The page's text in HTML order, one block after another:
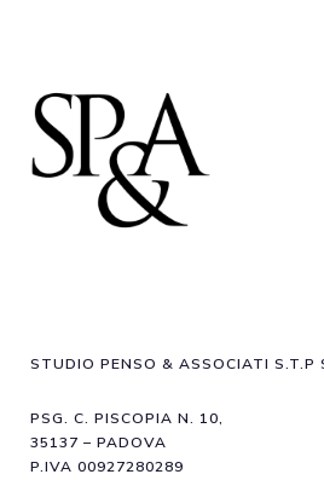
STUDIO PENSO & ASSOCIATI S.T.P
PSG. C. PISCOPIA N. 10,
35137 – PADOVA
P.IVA 00927280289